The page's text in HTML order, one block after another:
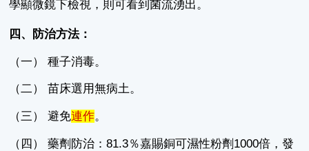
學顯微鏡下檢視，則可看到菌流湧出。
四、防治方法：
（一） 種子消毒。
（二） 苗床選用無病土。
（三） 避免連作。
（四） 藥劑防治：81.3％嘉賜銅可濕性粉劑1000倍，發